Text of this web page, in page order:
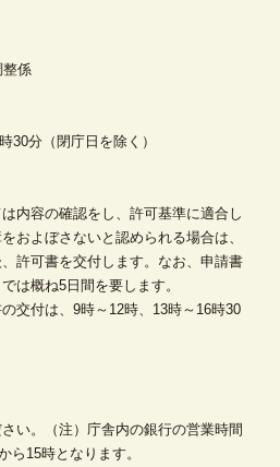
整係
30分（閉庁日を除く）
内容の確認をし、許可基準に適合し
およぼさないと認められる場合は、
許可書を交付します。なお、申請書
は概ね5日間を要します。
の交付は、9時～12時、13時～16時30
い。（注）庁舎内の銀行の営業時間
ら15時となります。